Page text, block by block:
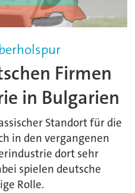
Firmen
in Bulgarien
Standort für die
in den vergangenen
dort sehr
spielen deutsche
Rolle.